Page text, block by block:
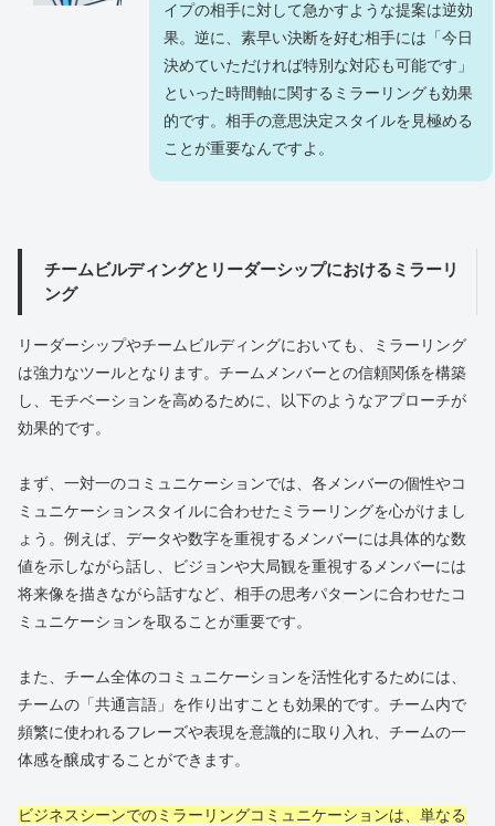
イプの相手に対して急かすような提案は逆効
果。逆に、素早い決断を好む相手には「今日
決めていただければ特別な対応も可能です」
といった時間軸に関するミラーリングも効果
的です。相手の意思決定スタイルを見極める
ことが重要なんですよ。
チームビルディングとリーダーシップにおけるミラーリ
ング
リーダーシップやチームビルディングにおいても、ミラーリング
は強力なツールとなります。チームメンバーとの信頼関係を構築
し、モチベーションを高めるために、以下のようなアプローチが
効果的です。
まず、一対一のコミュニケーションでは、各メンバーの個性やコ
ミュニケーションスタイルに合わせたミラーリングを心がけまし
ょう。例えば、データや数字を重視するメンバーには具体的な数
値を示しながら話し、ビジョンや大局観を重視するメンバーには
将来像を描きながら話すなど、相手の思考パターンに合わせたコ
ミュニケーションを取ることが重要です。
また、チーム全体のコミュニケーションを活性化するためには、
チームの「共通言語」を作り出すことも効果的です。チーム内で
頻繁に使われるフレーズや表現を意識的に取り入れ、チームの一
体感を醸成することができます。
ビジネスシーンでのミラーリングコミュニケーションは、単なる